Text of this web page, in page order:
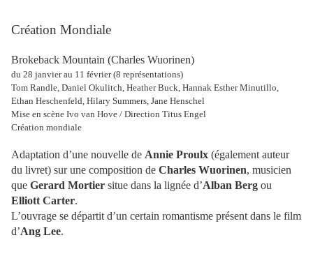
Création Mondiale
Brokeback Mountain (Charles Wuorinen)
du 28 janvier au 11 février (8 représentations)
Tom Randle, Daniel Okulitch, Heather Buck, Hannak Esther Minutillo,
Ethan Heschenfeld, Hilary Summers, Jane Henschel
Mise en scène Ivo van Hove / Direction Titus Engel
Création mondiale
Adaptation d’une nouvelle de Annie Proulx (également auteur
du livret) sur une composition de Charles Wuorinen, musicien
que Gerard Mortier situe dans la lignée d’Alban Berg ou
Elliott Carter.
L’ouvrage se départit d’un certain romantisme présent dans le film
d’Ang Lee.